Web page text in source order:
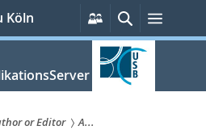
Köln
Persönliche
Services
Suche
or Editor
A...